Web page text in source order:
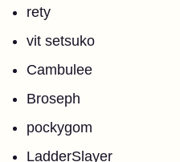
rety
vit setsuko
Cambulee
Broseph
pockygom
LadderSlayer